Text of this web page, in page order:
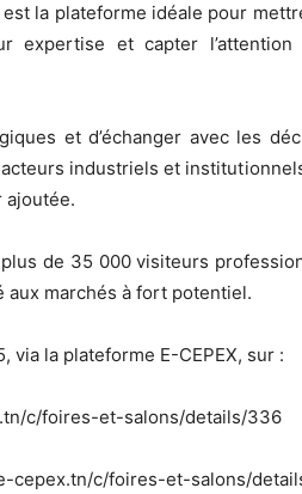
la plateforme idéale pour
expertise et capter
et d’échanger avec les
industriels et
ajoutée.
de 35 000 visiteurs
marchés à fort potentiel.
via la plateforme E-CEPEX, sur :
c/foires-et-salons/details/336
cepex.tn/c/foires-et-salons/